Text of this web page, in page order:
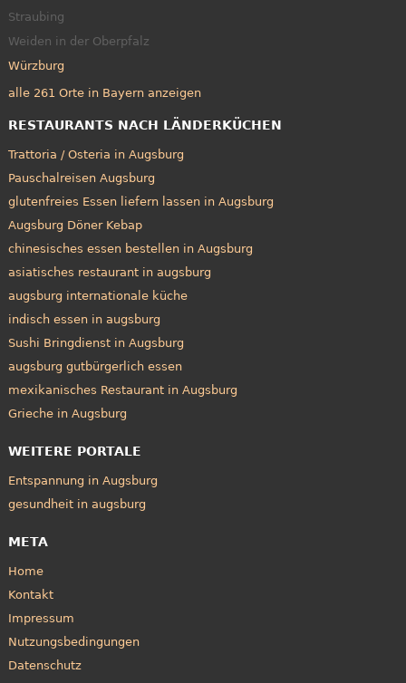
Straubing
Weiden in der Oberpfalz
Würzburg
alle 261 Orte in Bayern anzeigen
RESTAURANTS NACH LÄNDERKÜCHEN
Trattoria / Osteria in Augsburg
Pauschalreisen Augsburg
glutenfreies Essen liefern lassen in Augsburg
Augsburg Döner Kebap
chinesisches essen bestellen in Augsburg
asiatisches restaurant in augsburg
augsburg internationale küche
indisch essen in augsburg
Sushi Bringdienst in Augsburg
augsburg gutbürgerlich essen
mexikanisches Restaurant in Augsburg
Grieche in Augsburg
WEITERE PORTALE
Entspannung in Augsburg
gesundheit in augsburg
META
Home
Kontakt
Impressum
Nutzungsbedingungen
Datenschutz